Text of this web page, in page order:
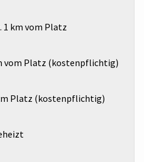
km vom Platz
vom Platz (kostenpflichtig)
Platz (kostenpflichtig)